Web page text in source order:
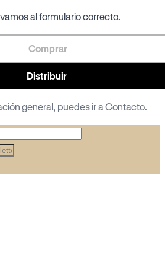
al formulario correcto.
Comprar
Distribuir
general, puedes ir aContacto.